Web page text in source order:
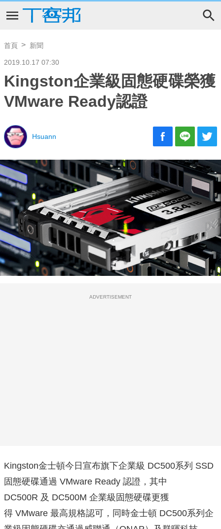
首頁 新聞
2019.10.17 07:30
Kingston企業級固態硬碟榮獲
VMware Ready認證
Hsuann
ADVERTISEMENT
Kingston金士頓今日宣布旗下企業級 DC500系列 SSD
固態硬碟通過 VMware Ready 認證，其中
DC500R 及 DC500M 企業級固態硬碟更獲
得 VMware 最高規格認可，同時金士頓 DC500系列企